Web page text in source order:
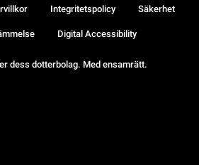
dess dotterbolag. Med ensamrätt.
Integritetspolicy Säkerhet
Digital Accessibility